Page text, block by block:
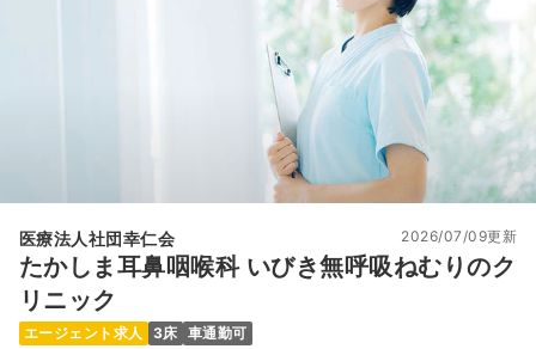
医療法人社団幸仁会
たかしま耳鼻咽喉科 いびき無呼吸ねむりのク
リニック
2026/07/09更新
エージェント求人 3床 車通勤可